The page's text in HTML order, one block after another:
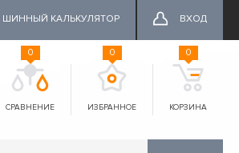
ШИННЫЙ КАЛЬКУЛЯТОР ВХОД
СРАВНЕНИЕ
0
ИЗБРАННОЕ
0
КОРЗИНА
0